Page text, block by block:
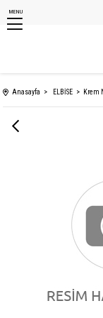
MENU
Anasayfa ELBİSE Krem